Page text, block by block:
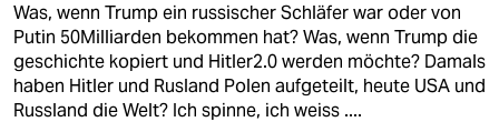
Was, wenn Trump ein russischer Schläfer war oder von
Putin 50Milliarden bekommen hat? Was, wenn Trump die
geschichte kopiert und Hitler2.0 werden möchte? Damals
haben Hitler und Rusland Polen aufgeteilt, heute USA und
Russland die Welt? Ich spinne, ich weiss ....